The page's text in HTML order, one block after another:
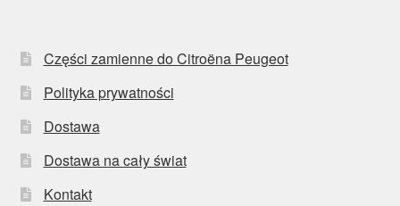
Części zamienne do Citroëna Peugeot
Polityka prywatności
Dostawa
Dostawa na cały świat
Kontakt